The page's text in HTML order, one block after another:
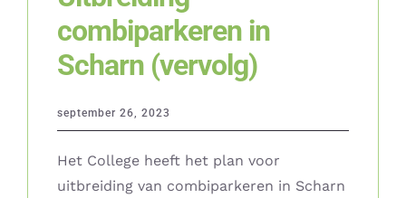
combiparkeren in
Scharn (vervolg)
september 26, 2023
Het College heeft het plan voor
uitbreiding van combiparkeren in Scharn